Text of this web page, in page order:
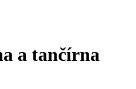
a tančírna